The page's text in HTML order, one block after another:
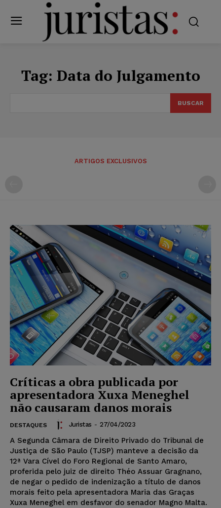
Tag: Data do Julgamento
BUSCAR
ARTIGOS EXCLUSIVOS
Críticas a obra publicada por
apresentadora Xuxa Meneghel
não causaram danos morais
DESTAQUES Juristas - 27/04/2023
A Segunda Câmara de Direito Privado do Tribunal de
Justiça de São Paulo (TJSP) manteve a decisão da
12ª Vara Cível do Foro Regional de Santo Amaro,
proferida pelo juiz de direito Théo Assuar Gragnano,
de negar o pedido de indenização a título de danos
morais feito pela apresentadora Maria das Graças
Xuxa Meneghel em desfavor do senador Magno Malta.